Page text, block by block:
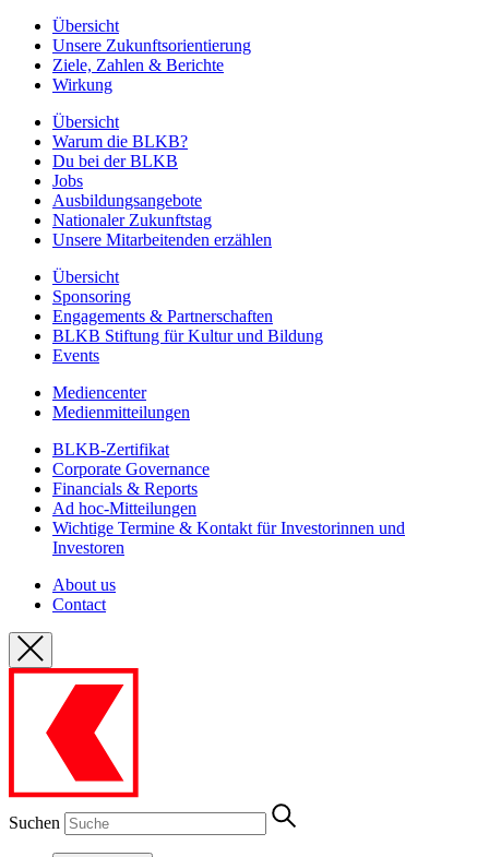
Übersicht
Unsere Zukunftsorientierung
Ziele, Zahlen & Berichte
Wirkung
Übersicht
Warum die BLKB?
Du bei der BLKB
Jobs
Ausbildungsangebote
Nationaler Zukunftstag
Unsere Mitarbeitenden erzählen
Übersicht
Sponsoring
Engagements & Partnerschaften
BLKB Stiftung für Kultur und Bildung
Events
Mediencenter
Medienmitteilungen
BLKB-Zertifikat
Corporate Governance
Financials & Reports
Ad hoc-Mitteilungen
Wichtige Termine & Kontakt für Investorinnen und
Investoren
About us
Contact
Suchen